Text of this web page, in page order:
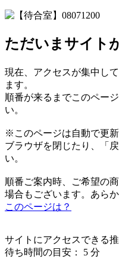
ただいまサイト
現在、アクセスが集中し
ます。
順番が来るまでこのペー
い。
※このページは自動で更新
ブラウザを閉じたり、「
い。
順番ご案内時、ご希望の
場合もございます。あら
このページは？
サイトにアクセスできる推
待ち時間の目安：
5 分